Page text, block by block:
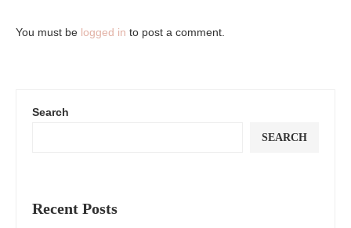
You must be logged in to post a comment.
Search
SEARCH
Recent Posts